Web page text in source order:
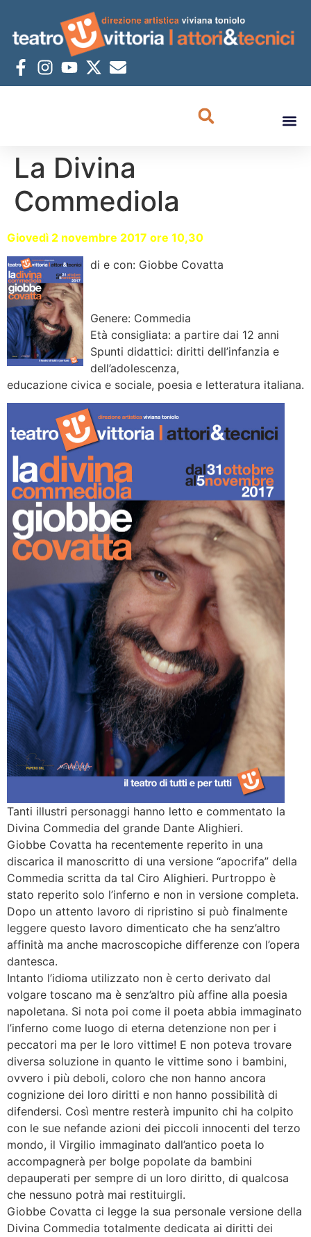
La Divina
Commediola
Giovedì 2 novembre 2017 ore 10,30
di e con: Giobbe Covatta
Genere: Commedia
Età consigliata: a partire dai 12 anni
Spunti didattici: diritti dell’infanzia e
dell’adolescenza,
educazione civica e sociale, poesia e letteratura italiana.
Tanti illustri personaggi hanno letto e commentato la
Divina Commedia del grande Dante Alighieri.
Giobbe Covatta ha recentemente reperito in una
discarica il manoscritto di una versione “apocrifa” della
Commedia scritta da tal Ciro Alighieri. Purtroppo è
stato reperito solo l’inferno e non in versione completa.
Dopo un attento lavoro di ripristino si può finalmente
leggere questo lavoro dimenticato che ha senz’altro
affinità ma anche macroscopiche differenze con l’opera
dantesca.
Intanto l’idioma utilizzato non è certo derivato dal
volgare toscano ma è senz’altro più affine alla poesia
napoletana. Si nota poi come il poeta abbia immaginato
l’inferno come luogo di eterna detenzione non per i
peccatori ma per le loro vittime! E non poteva trovare
diversa soluzione in quanto le vittime sono i bambini,
ovvero i più deboli, coloro che non hanno ancora
cognizione dei loro diritti e non hanno possibilità di
difendersi. Così mentre resterà impunito chi ha colpito
con le sue nefande azioni dei piccoli innocenti del terzo
mondo, il Virgilio immaginato dall’antico poeta lo
accompagnerà per bolge popolate da bambini
depauperati per sempre di un loro diritto, di qualcosa
che nessuno potrà mai restituirgli.
Giobbe Covatta ci legge la sua personale versione della
Divina Commedia totalmente dedicata ai diritti dei